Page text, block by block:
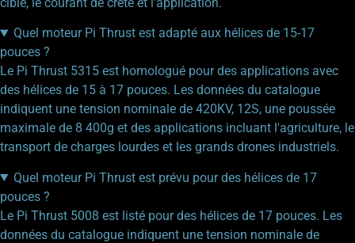
Quel moteur Pi Thrust est adapté aux hélices de 15-17
pouces ?
Le Pi Thrust 5315 est homologué pour des applications avec
des hélices de 15 à 17 pouces. Les données du catalogue
indiquent une tension nominale de 420KV, 12S, une poussée
maximale de 8 400g et des applications incluant l'agriculture, le
transport de charges lourdes et les grands drones industriels.
Quel moteur Pi Thrust est prévu pour des hélices de 17
pouces ?
Le Pi Thrust 5008 est listé pour des hélices de 17 pouces. Les
données du catalogue indiquent une tension nominale de